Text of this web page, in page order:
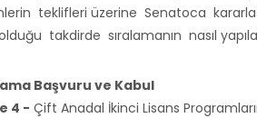
teklifleri üzerine Senatoca
takdirde sıralamanın nasıl
Başvuru ve Kabul
4 - Çift Anadal İkinci Lisans